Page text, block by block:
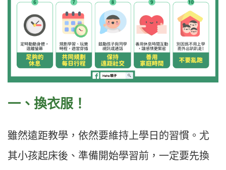
一、換衣服！​
雖然遠距教學，依然要維持上學日的習慣。尤
其小孩起床後、準備開始學習前，一定要先換